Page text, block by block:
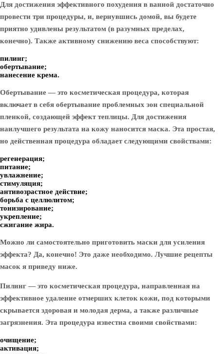
Для достижения эффективного похудения в ванной достаточно
провести три процедуры, и, вернувшись домой, вы будете
приятно удивлены результатом (в разумных пределах,
конечно). Также активному снижению веса способствуют:
пилинг;
обертывание;
нанесение крема.
Обертывание — это косметическая процедура, которая
включает в себя обертывание проблемных зон специальной
пленкой, создающей эффект теплицы. Для достижения
наилучшего результата на кожу наносится маска. Эта простая,
но действенная процедура обладает следующими свойствами:
регенерация;
питание;
увлажнение;
стимуляция;
антивозрастное действие;
борьба с целлюлитом;
тонизирование;
укрепление;
сжигание жира.
Можно ли самостоятельно приготовить маски для усиления
эффекта? Да, конечно! Это даже необходимо. Лучшие рецепты
масок я приведу ниже.
Пилинг — это косметическая процедура, направленная на
эффективное удаление отмерших клеток кожи, под которыми
скрывается здоровая и молодая дерма, а также различные
загрязнения. Эта процедура известна своими свойствами:
очищение;
активация;